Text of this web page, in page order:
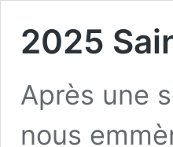
2025
Après une
nous